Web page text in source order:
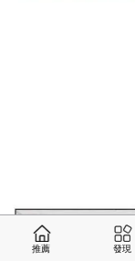
推薦 發現